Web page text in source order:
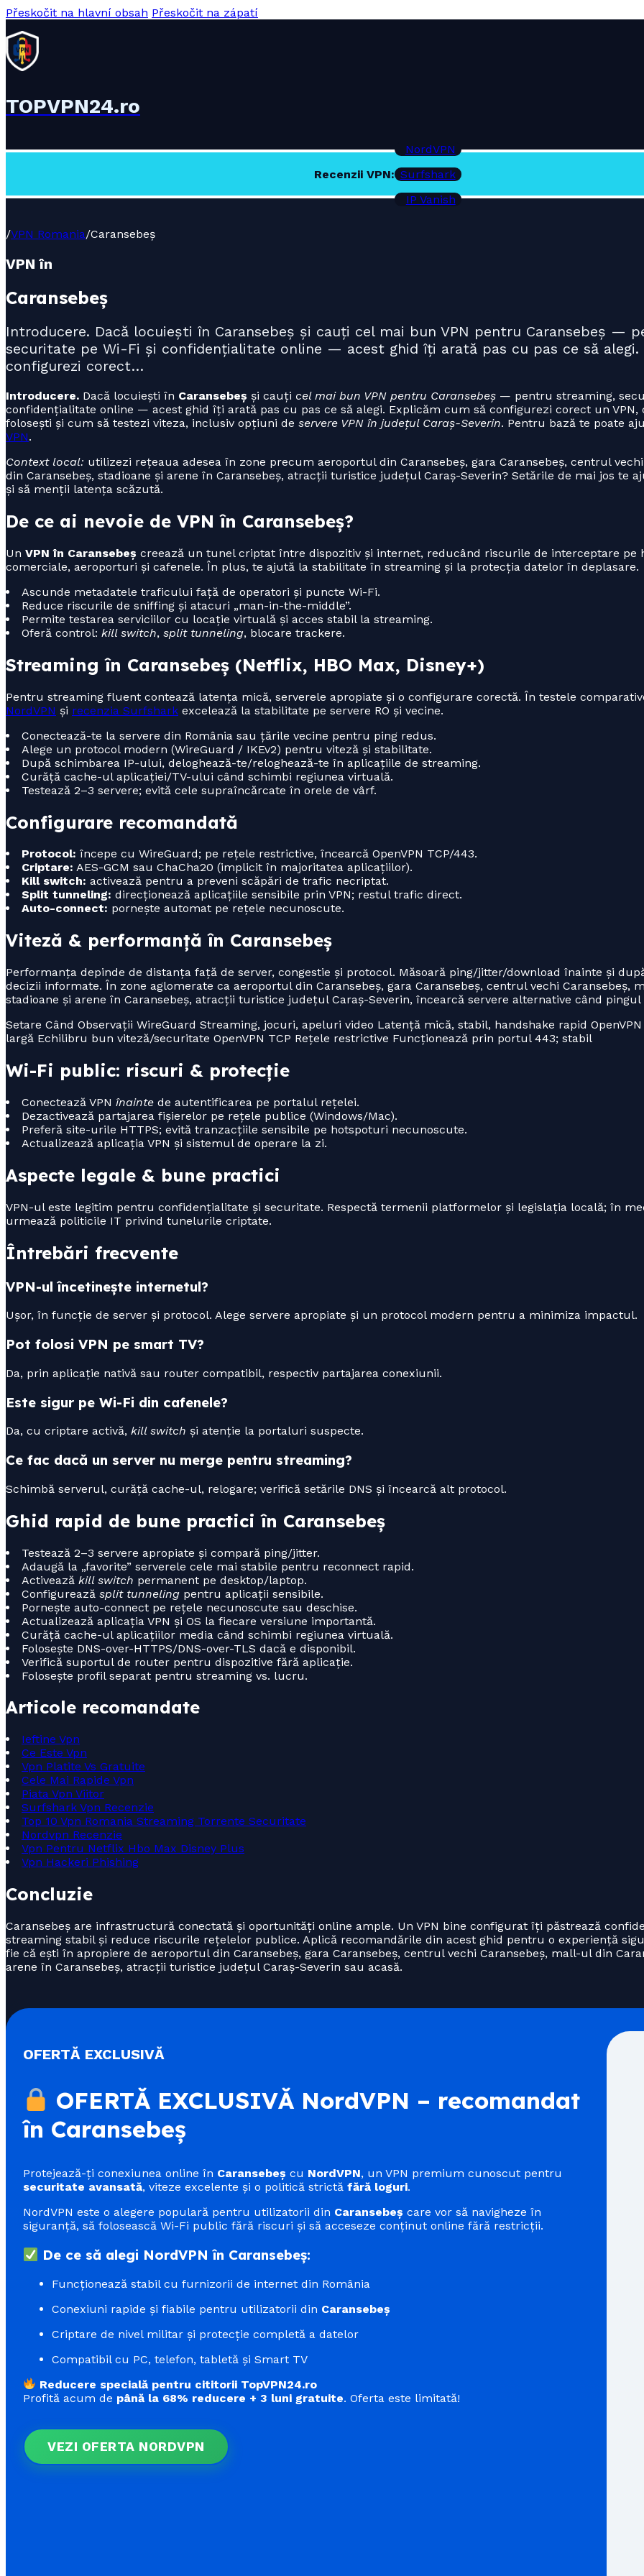
Přeskočit na hlavní obsah Přeskočit na zápatí
TOPVPN24.ro
Recenzii VPN:
NordVPN
Surfshark
IP Vanish
/VPN Romania/Caransebeș
VPN în
Caransebeș
Introducere. Dacă locuiești în Caransebeș și cauți cel mai bun VPN pentru Caransebeș —
securitate pe Wi-Fi și confidențialitate online — acest ghid îți arată pas cu pas ce să alegi.
configurezi corect…
Introducere. Dacă locuiești în Caransebeș și cauți cel mai bun VPN pentru Caransebeș — pentru streaming,
confidențialitate online — acest ghid îți arată pas cu pas ce să alegi. Explicăm cum să configurezi corect un VPN,
folosești și cum să testezi viteza, inclusiv opțiuni de servere VPN în județul Caraș-Severin. Pentru bază te poate
VPN.
Context local: utilizezi rețeaua adesea în zone precum aeroportul din Caransebeș, gara Caransebeș, centrul
din Caransebeș, stadioane și arene în Caransebeș, atracții turistice județul Caraș-Severin? Setările de mai jos te
și să menții latența scăzută.
De ce ai nevoie de VPN în Caransebeș?
Un VPN în Caransebeș creează un tunel criptat între dispozitiv și internet, reducând riscurile de interceptare pe
comerciale, aeroporturi și cafenele. În plus, te ajută la stabilitate în streaming și la protecția datelor în deplasare.
Ascunde metadatele traficului față de operatori și puncte Wi-Fi.
Reduce riscurile de sniffing și atacuri „man-in-the-middle”.
Permite testarea serviciilor cu locație virtuală și acces stabil la streaming.
Oferă control: kill switch, split tunneling, blocare trackere.
Streaming în Caransebeș (Netflix, HBO Max, Disney+)
Pentru streaming fluent contează latența mică, serverele apropiate și o configurare corectă. În testele
NordVPN și recenzia Surfshark excelează la stabilitate pe servere RO și vecine.
Conectează-te la servere din România sau țările vecine pentru ping redus.
Alege un protocol modern (WireGuard / IKEv2) pentru viteză și stabilitate.
După schimbarea IP-ului, deloghează-te/reloghează-te în aplicațiile de streaming.
Curăță cache-ul aplicației/TV-ului când schimbi regiunea virtuală.
Testează 2–3 servere; evită cele supraîncărcate în orele de vârf.
Configurare recomandată
Protocol: începe cu WireGuard; pe rețele restrictive, încearcă OpenVPN TCP/443.
Criptare: AES-GCM sau ChaCha20 (implicit în majoritatea aplicațiilor).
Kill switch: activează pentru a preveni scăpări de trafic necriptat.
Split tunneling: direcționează aplicațiile sensibile prin VPN; restul trafic direct.
Auto-connect: pornește automat pe rețele necunoscute.
Viteză & performanță în Caransebeș
Performanța depinde de distanța față de server, congestie și protocol. Măsoară ping/jitter/download înainte și
decizii informate. În zone aglomerate ca aeroportul din Caransebeș, gara Caransebeș, centrul vechi Caransebeș,
stadioane și arene în Caransebeș, atracții turistice județul Caraș-Severin, încearcă servere alternative când pingul
Setare Când Observații WireGuard Streaming, jocuri, apeluri video Latență mică, stabil, handshake rapid
largă Echilibru bun viteză/securitate OpenVPN TCP Rețele restrictive Funcționează prin portul 443; stabil
Wi-Fi public: riscuri & protecție
Conectează VPN înainte de autentificarea pe portalul rețelei.
Dezactivează partajarea fișierelor pe rețele publice (Windows/Mac).
Preferă site-urile HTTPS; evită tranzacțiile sensibile pe hotspoturi necunoscute.
Actualizează aplicația VPN și sistemul de operare la zi.
Aspecte legale & bune practici
VPN-ul este legitim pentru confidențialitate și securitate. Respectă termenii platformelor și legislația locală; în
urmează politicile IT privind tunelurile criptate.
Întrebări frecvente
VPN-ul încetinește internetul?
Ușor, în funcție de server și protocol. Alege servere apropiate și un protocol modern pentru a minimiza impactul.
Pot folosi VPN pe smart TV?
Da, prin aplicație nativă sau router compatibil, respectiv partajarea conexiunii.
Este sigur pe Wi-Fi din cafenele?
Da, cu criptare activă, kill switch și atenție la portaluri suspecte.
Ce fac dacă un server nu merge pentru streaming?
Schimbă serverul, curăță cache-ul, relogare; verifică setările DNS și încearcă alt protocol.
Ghid rapid de bune practici în Caransebeș
Testează 2–3 servere apropiate și compară ping/jitter.
Adaugă la „favorite” serverele cele mai stabile pentru reconnect rapid.
Activează kill switch permanent pe desktop/laptop.
Configurează split tunneling pentru aplicații sensibile.
Pornește auto-connect pe rețele necunoscute sau deschise.
Actualizează aplicația VPN și OS la fiecare versiune importantă.
Curăță cache-ul aplicațiilor media când schimbi regiunea virtuală.
Folosește DNS-over-HTTPS/DNS-over-TLS dacă e disponibil.
Verifică suportul de router pentru dispozitive fără aplicație.
Folosește profil separat pentru streaming vs. lucru.
Articole recomandate
Ieftine Vpn
Ce Este Vpn
Vpn Platite Vs Gratuite
Cele Mai Rapide Vpn
Piata Vpn Viitor
Surfshark Vpn Recenzie
Top 10 Vpn Romania Streaming Torrente Securitate
Nordvpn Recenzie
Vpn Pentru Netflix Hbo Max Disney Plus
Vpn Hackeri Phishing
Concluzie
Caransebeș are infrastructură conectată și oportunități online ample. Un VPN bine configurat îți păstrează
streaming stabil și reduce riscurile rețelelor publice. Aplică recomandările din acest ghid pentru o experiență
fie că ești în apropiere de aeroportul din Caransebeș, gara Caransebeș, centrul vechi Caransebeș, mall-ul din
arene în Caransebeș, atracții turistice județul Caraș-Severin sau acasă.
OFERTĂ EXCLUSIVĂ
OFERTĂ EXCLUSIVĂ NordVPN – recomandat
în Caransebeș
Protejează-ți conexiunea online în Caransebeș cu NordVPN, un VPN premium cunoscut pentru
securitate avansată, viteze excelente și o politică strictă fără loguri.
NordVPN este o alegere populară pentru utilizatorii din Caransebeș care vor să navigheze în
siguranță, să folosească Wi-Fi public fără riscuri și să acceseze conținut online fără restricții.
De ce să alegi NordVPN în Caransebeș:
Funcționează stabil cu furnizorii de internet din România
Conexiuni rapide și fiabile pentru utilizatorii din Caransebeș
Criptare de nivel militar și protecție completă a datelor
Compatibil cu PC, telefon, tabletă și Smart TV
Reducere specială pentru cititorii TopVPN24.ro
Profită acum de până la 68% reducere + 3 luni gratuite. Oferta este limitată!
VEZI OFERTA NORDVPN